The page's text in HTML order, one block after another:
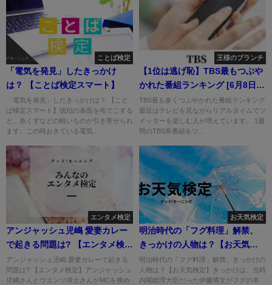
ことば検定
「電気を発見」したきっかけ
は？ 【ことば検定スマート】
「電気を発見」したきっかけは？ 【こと
ば検定スマート】琥珀の表面を布でこする
と、糸くずなどの軽いものが引き寄せられ
ます。この時おきている電気...
王様のブランチ
【1位は逃げ恥】TBS最もつぶや
かれた番組ランキング [6月8日～
14日]
TBS最も多くつぶやかれた番組ランキング
最近はテレビを見ながらリアルタイムでツ
イッターを楽しむ人が増えています。 1週
間のTBS系番組をツ...
エンタメ検定
アンジャッシュ児嶋 愛妻カレー
で起きる問題は? 【エンタメ検
定】
アンジャッシュ児嶋 愛妻カレーで起きる
問題は? 【エンタメ検定】アンジャッシュ
児嶋さんとウエンツ瑛士さんがMCを務め
お天気検定
明治時代の「フグ料理」解禁、
きっかけの人物は？【お天気検
定】
明治時代の「フグ料理」解禁、きっかけの
人物は？【お天気検定】きっかけは、当時
内閣総理大臣だった伊藤博文がフグの本